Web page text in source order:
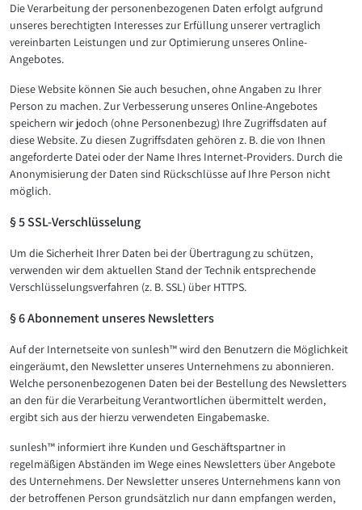
Die Verarbeitung der personenbezogenen Daten erfolgt aufgrund
unseres berechtigten Interesses zur Erfüllung unserer vertraglich
vereinbarten Leistungen und zur Optimierung unseres Online-
Angebotes.
Diese Website können Sie auch besuchen, ohne Angaben zu Ihrer
Person zu machen. Zur Verbesserung unseres Online-Angebotes
speichern wir jedoch (ohne Personenbezug) Ihre Zugriffsdaten auf
diese Website. Zu diesen Zugriffsdaten gehören z. B. die von Ihnen
angeforderte Datei oder der Name Ihres Internet-Providers. Durch die
Anonymisierung der Daten sind Rückschlüsse auf Ihre Person nicht
möglich.
§ 5 SSL-Verschlüsselung
Um die Sicherheit Ihrer Daten bei der Übertragung zu schützen,
verwenden wir dem aktuellen Stand der Technik entsprechende
Verschlüsselungsverfahren (z. B. SSL) über HTTPS.
§ 6 Abonnement unseres Newsletters
Auf der Internetseite von sunlesh™ wird den Benutzern die Möglichkeit
eingeräumt, den Newsletter unseres Unternehmens zu abonnieren.
Welche personenbezogenen Daten bei der Bestellung des Newsletters
an den für die Verarbeitung Verantwortlichen übermittelt werden,
ergibt sich aus der hierzu verwendeten Eingabemaske.
sunlesh™ informiert ihre Kunden und Geschäftspartner in
regelmäßigen Abständen im Wege eines Newsletters über Angebote
des Unternehmens. Der Newsletter unseres Unternehmens kann von
der betroffenen Person grundsätzlich nur dann empfangen werden,